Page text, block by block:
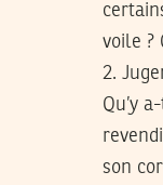
voile ?
2.
Qu’y
son